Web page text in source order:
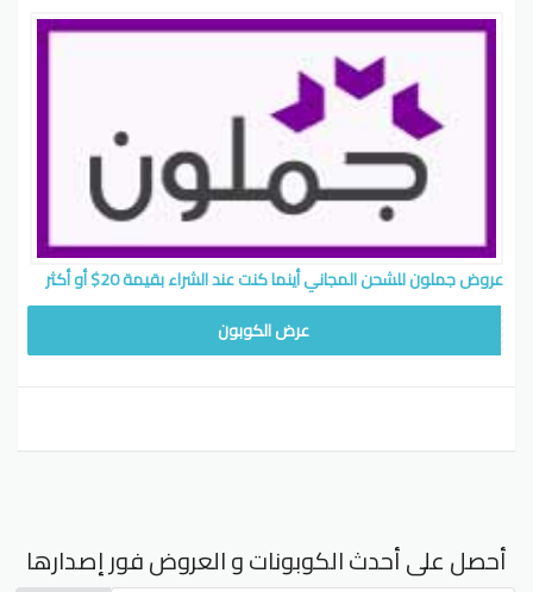
عروض جملون للشحن المجاني أينما كنت عند الشراء بقيمة 20$ أو أكثر
عرض الكوبون
أحصل على أحدث الكوبونات و العروض فور إصدارها